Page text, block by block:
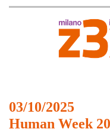
03/10/2025
Human Week